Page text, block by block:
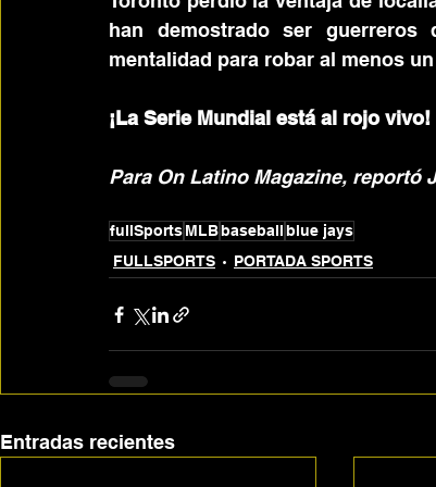
han demostrado ser
mentalidad para robar al menos
¡La Serie Mundial está al rojo vivo!
Para On Latino Magazine, reportó
fullSportsMLBbaseballblue jays
FULLSPORTS
PORTADA SPORTS
Entradas recientes